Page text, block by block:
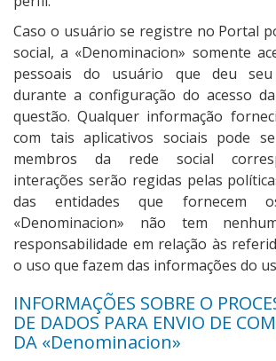
Caso o usuário se registre no Portal
social, a «Denominacion» somente
pessoais do usuário que deu seu
durante a configuração do acesso
questão. Qualquer informação
com tais aplicativos sociais pode
membros da rede social
interações serão regidas pelas
das entidades que fornecem
«Denominacion» não tem
responsabilidade em relação às
o uso que fazem das informações do
INFORMAÇÕES SOBRE O
DE DADOS PARA ENVIO DE
DA «Denominacion»